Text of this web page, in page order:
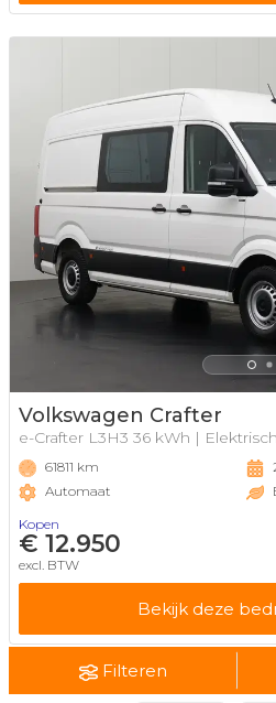
Volkswagen Crafter
e-Crafter L3H3 36 kWh | Elektrisch
61811 km
Automaat
Kopen
€ 12.950
excl. BTW
Bekijk deze
Filteren